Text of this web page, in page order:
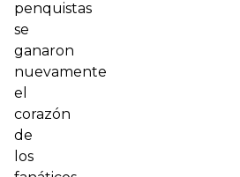
penquistas
se
ganaron
nuevamente
el
corazón
de
los